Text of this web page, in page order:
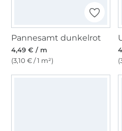
Pannesamt dunkelrot
4,49 € / m
(3,10 € / 1 m²)